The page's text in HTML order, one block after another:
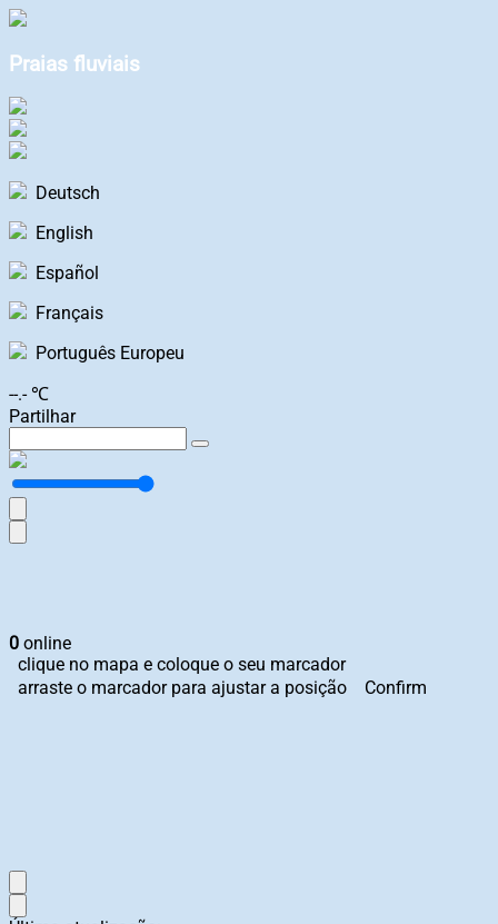
Praias fluviais
Deutsch
English
Español
Français
Português Europeu
--.- ℃
Partilhar
0 online
clique no mapa e coloque o seu marcador
arraste o marcador para ajustar a posição
Confirm